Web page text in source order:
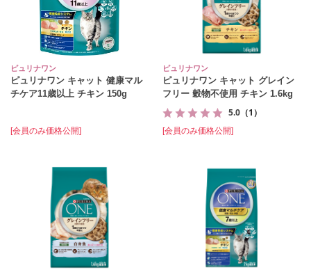
ピュリナワン
ピュリナワン キャット 健康マル
チケア11歳以上 チキン 150g
[会員のみ価格公開]
ピュリナワン
ピュリナワン キャット グレイン
フリー 穀物不使用 チキン 1.6kg
5.0 （1）
[会員のみ価格公開]